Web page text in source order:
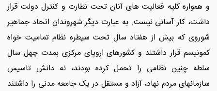
و همواره کلیه فعالیت های آنان تحت نظارت و کنترل دولت قرار
داشت، کار آسانی نیست. به عبارت دیگر شهروندان اتحاد جماهیر
شوروی که بیش از هفتاد سال تحت سیطره نظام تمامیت خواه
کمونیسم قرار داشتند و کشورهای اروپای مرکزی بمدت چهل سال
سلطه چنین نظامی را تحمل کرده بودند، نه دانش تاسیس
سازمانهای مردم نهاد، آزاد و مستقل در یک جامعه مدنی را داشتند